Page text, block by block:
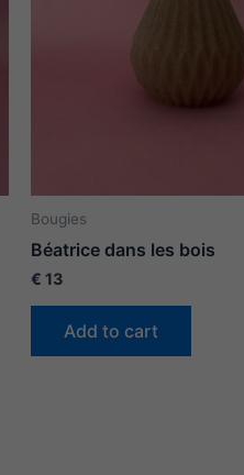
Bougies
Béatrice dans les bois
€ 13
Add to cart